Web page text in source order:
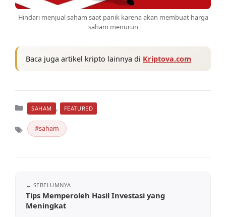
Hindari menjual saham saat panik karena akan membuat harga
saham menurun
Baca juga artikel kripto lainnya di Kriptova.com
Kategori
SAHAM , FEATURED
Tag saham
Tips Memperoleh Hasil Investasi yang
Meningkat